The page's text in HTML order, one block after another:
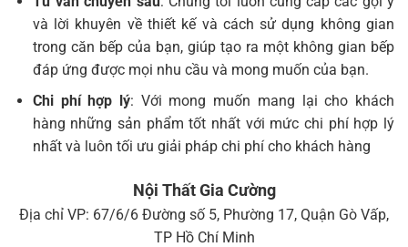
và lời khuyên về thiết kế và cách sử dụng không gian
trong căn bếp của bạn, giúp tạo ra một không gian bếp
đáp ứng được mọi nhu cầu và mong muốn của bạn.
Chi phí hợp lý: Với mong muốn mang lại cho khách
hàng những sản phẩm tốt nhất với mức chi phí hợp lý
nhất và luôn tối ưu giải pháp chi phí cho khách hàng
Nội Thất Gia Cường
Địa chỉ VP: 67/6/6 Đường số 5, Phường 17, Quận Gò Vấp,
TP Hồ Chí Minh